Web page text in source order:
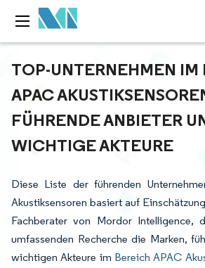
TOP-UNTERNEHMEN IM
APAC
FÜHRENDE ANBIETER
WICHTIGE AKTEURE
Diese Liste der führenden
Akustiksensoren basiert auf
Fachberater von Mordor Intelligence,
umfassenden Recherche die Marken,
wichtigen Akteure im Bereich APAC